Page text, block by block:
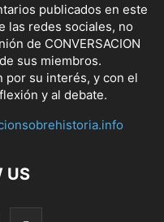
publicados en este
las redes sociales, no
de CONVERSACION
sus miembros.
por su interés, y con el
y al debate.
US